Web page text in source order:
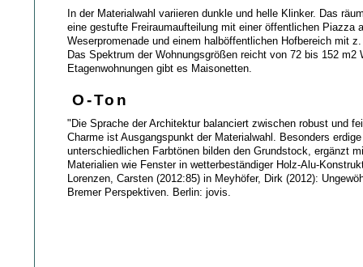
In der Materialwahl variieren dunkle und helle Klinker. Das
eine gestufte Freiraumaufteilung mit einer öffentlichen Piazza
Weserpromenade und einem halböffentlichen Hofbereich mit
Das Spektrum der Wohnungsgrößen reicht von 72 bis 152 m2
Etagenwohnungen gibt es Maisonetten.
O-Ton
"Die Sprache der Architektur balanciert zwischen robust und
Charme ist Ausgangspunkt der Materialwahl. Besonders
unterschiedlichen Farbtönen bilden den Grundstock, ergänzt
Materialien wie Fenster in wetterbeständiger Holz-Alu-
Lorenzen, Carsten (2012:85) in Meyhöfer, Dirk (2012):
Bremer Perspektiven. Berlin: jovis.